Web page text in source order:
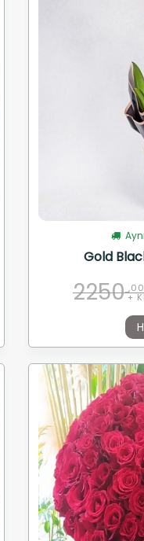
Gold
2250+